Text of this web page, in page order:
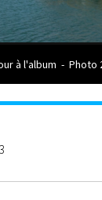
à l'album - Photo